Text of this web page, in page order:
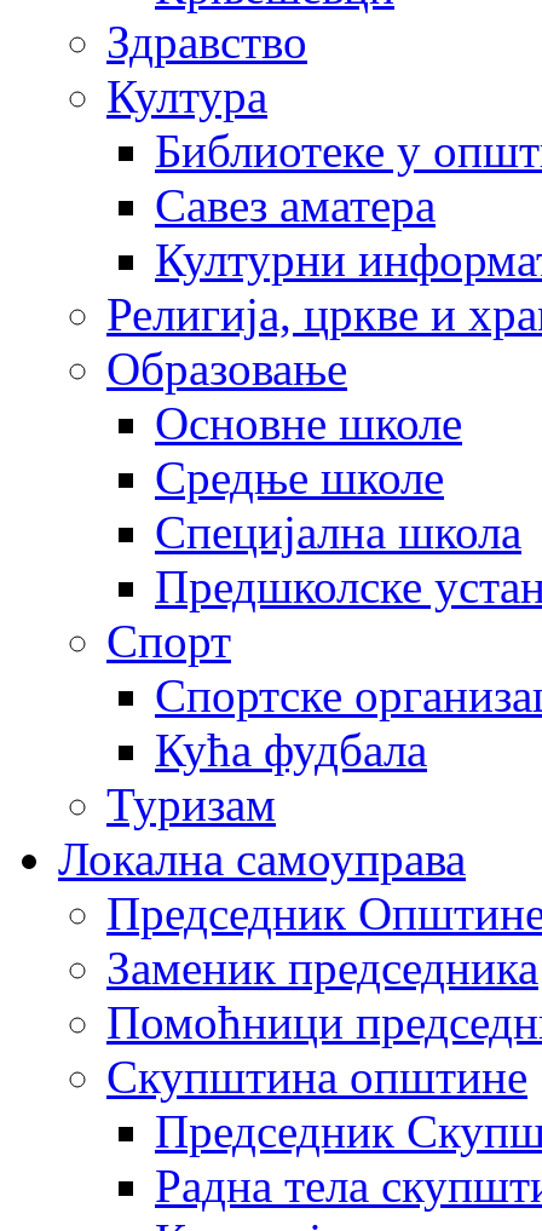
Здравство
Култура
Библиотеке у
Савез аматера
Културни
Религија, цркве и
Образовање
Основне школе
Средње школе
Специјална школа
Предшколске
Спорт
Спортске
Кућа фудбала
Туризам
Локална самоуправа
Председник
Заменик председника
Помоћници
Скупштина општине
Председник
Радна тела